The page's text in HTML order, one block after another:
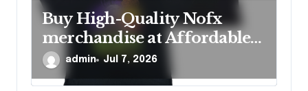
Buy High-Quality Nofx
merchandise at Affordable
Prices
admin Jul 7, 2026